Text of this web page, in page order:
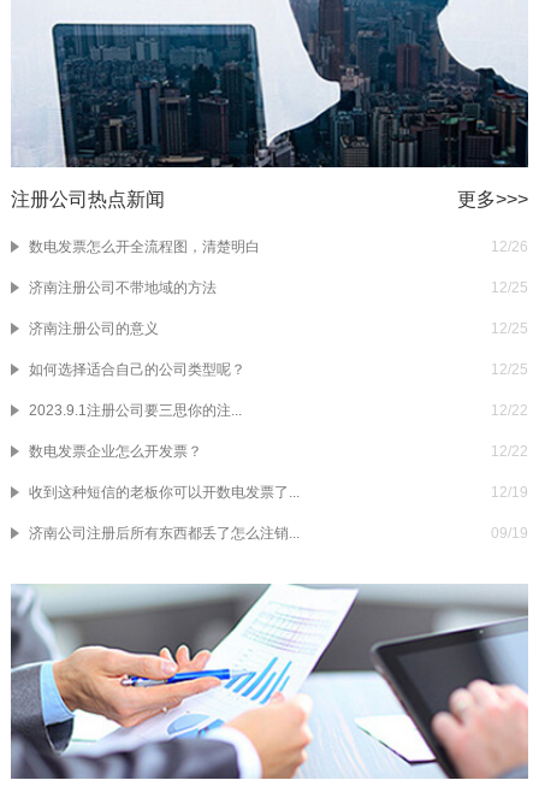
注册公司热点新闻 更多>>>
数电发票怎么开全流程图，清楚明白 12/26
济南注册公司不带地域的方法 12/25
济南注册公司的意义 12/25
如何选择适合自己的公司类型呢？ 12/25
2023.9.1注册公司要三思你的注... 12/22
数电发票企业怎么开发票？ 12/22
收到这种短信的老板你可以开数电发票了... 12/19
济南公司注册后所有东西都丢了怎么注销... 09/19